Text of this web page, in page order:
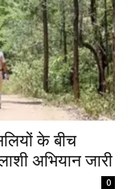
के बीच
अभियान जारी
0